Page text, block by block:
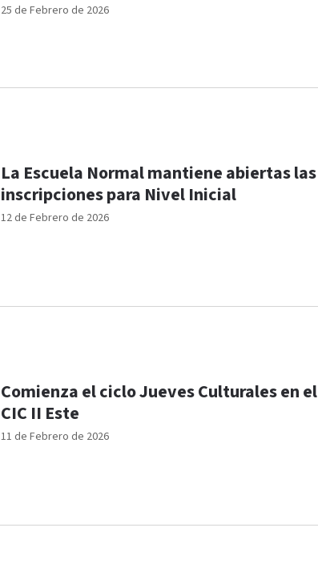
25 de Febrero de 2026
12 de Febrero de 2026
La Escuela Normal mantiene abiertas las
inscripciones para Nivel Inicial
11 de Febrero de 2026
Comienza el ciclo Jueves Culturales en el
CIC II Este